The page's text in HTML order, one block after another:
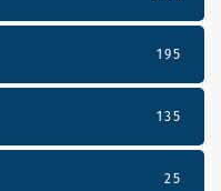
195
135
25